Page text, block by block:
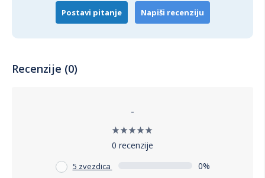
Postavi pitanje Napiši recenziju
Recenzije (0)
-
0 recenzije
5 zvezdica 0%